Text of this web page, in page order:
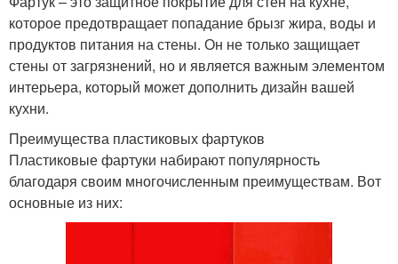
которое предотвращает попадание брызг жира, воды и
продуктов питания на стены. Он не только защищает
стены от загрязнений, но и является важным элементом
интерьера, который может дополнить дизайн вашей
кухни.
Преимущества пластиковых фартуков
Пластиковые фартуки набирают популярность
благодаря своим многочисленным преимуществам. Вот
основные из них: